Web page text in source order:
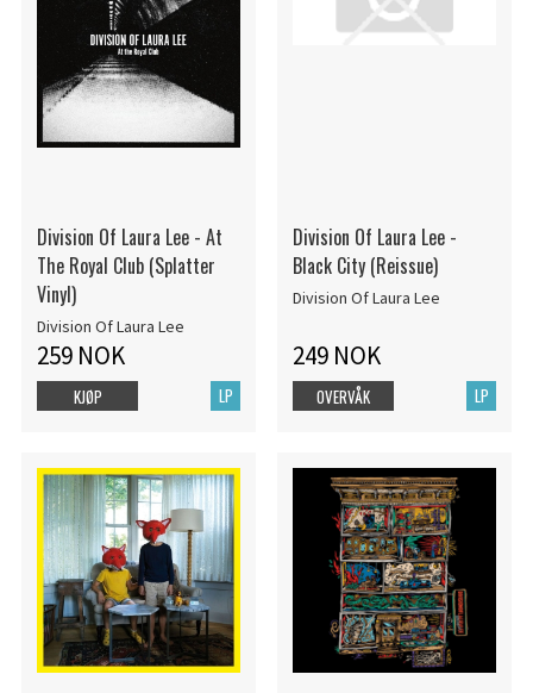
Division Of Laura Lee - At
The Royal Club (Splatter
Vinyl)
Division Of Laura Lee
259 NOK
LP
KJØP
Division Of Laura Lee -
Black City (Reissue)
Division Of Laura Lee
249 NOK
LP
OVERVÅK